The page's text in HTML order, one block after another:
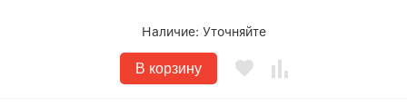
Наличие: Уточняйте
В корзину